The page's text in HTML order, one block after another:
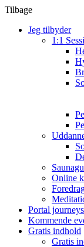
Tilbage
Jeg tilbyder
1:1
Online
Portal journeys
Kommende
Gratis indhold
Gratis